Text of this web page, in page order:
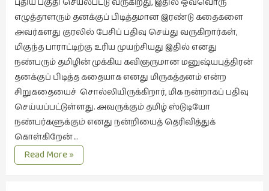
ஓவியங்கள்
(47)
ஓவியங்கள்
(53)
கட்டுரைகள்
கட்டுரைகள்
எழுத்தாளரும் தனக்குப் பிடித்தமான இரண்டு கதைகளை
அவர்களது குரலில் பேசிப் பதிவு செய்து வருகிறார்கள்,
மிகுந்த பாராட்டிற்கு உரிய முயற்சியது இதில் எனது
நண்பரும் தமிழின் முக்கிய கவிஞருமான மனுஷ்யபுத்திரன்
தனக்குப் பிடித்த கதையாக எனது மிருகத்தனம் என்ற
சிறுகதையைச் சொல்லியிருக்கிறார், மிக நன்றாகப் பதிவு
செய்யப்பட்டுள்ளது. அவருக்கும் தமிழ் ஸ்டுடியோ
நண்பர்களுக்கும் எனது நன்றியைத் தெரிவித்துக்
கொள்கிறேன் …
கதை
கேளுங்கள்
Read More »